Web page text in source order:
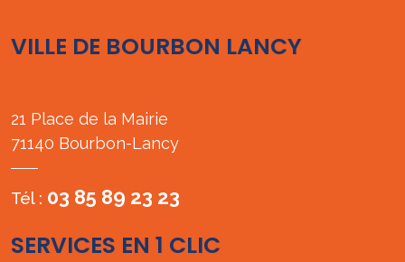
VILLE DE BOURBON LANCY
21 Place de la Mairie
71140 Bourbon-Lancy
Tél : 03 85 89 23 23
SERVICES EN 1 CLIC